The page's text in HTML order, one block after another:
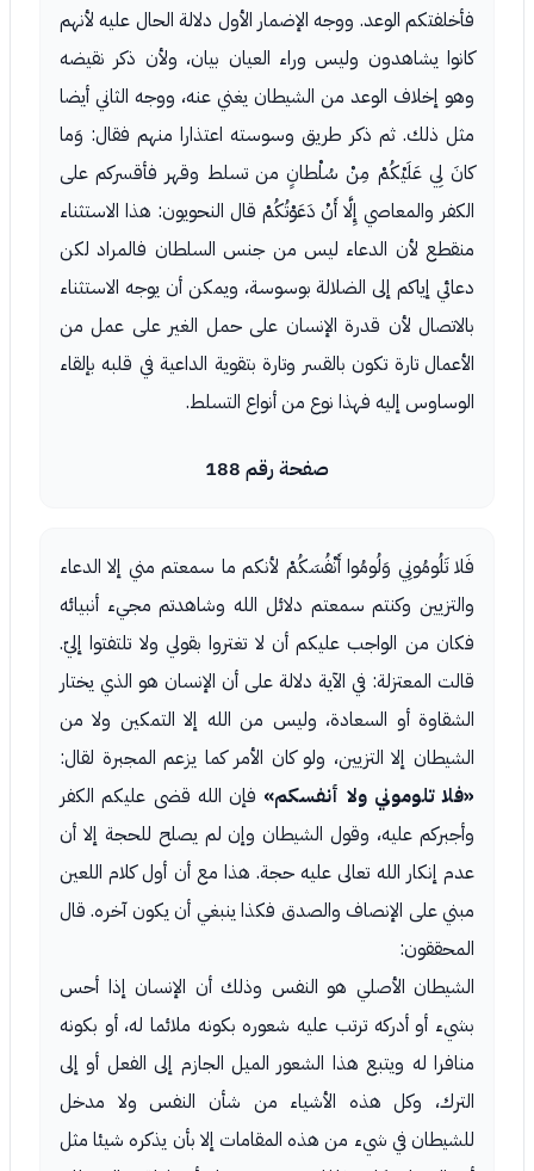
فأخلفتكم الوعد. ووجه الإضمار الأول دلالة الحال عليه لأنهم
كانوا يشاهدون وليس وراء العيان بيان، ولأن ذكر نقيضه
وهو إخلاف الوعد من الشيطان يغني عنه، ووجه الثاني أيضا
مثل ذلك. ثم ذكر طريق وسوسته اعتذارا منهم فقال: وَما
كانَ لِي عَلَيْكُمْ مِنْ سُلْطانٍ من تسلط وقهر فأقسركم على
الكفر والمعاصي إِلَّا أَنْ دَعَوْتُكُمْ قال النحويون: هذا الاستثناء
منقطع لأن الدعاء ليس من جنس السلطان فالمراد لكن
دعائي إياكم إلى الضلالة بوسوسة، ويمكن أن يوجه الاستثناء
بالاتصال لأن قدرة الإنسان على حمل الغير على عمل من
الأعمال تارة تكون بالقسر وتارة بتقوية الداعية في قلبه بإلقاء
الوساوس إليه فهذا نوع من أنواع التسلط.
صفحة رقم 188
فَلا تَلُومُونِي وَلُومُوا أَنْفُسَكُمْ لأنكم ما سمعتم مني إلا الدعاء
والتزيين وكنتم سمعتم دلائل الله وشاهدتم مجيء أنبيائه
فكان من الواجب عليكم أن لا تغتروا بقولي ولا تلتفتوا إليّ.
قالت المعتزلة: في الآية دلالة على أن الإنسان هو الذي يختار
الشقاوة أو السعادة، وليس من الله إلا التمكين ولا من
الشيطان إلا التزيين، ولو كان الأمر كما يزعم المجبرة لقال:
«فلا تلوموني ولا أنفسكم» فإن الله قضى عليكم الكفر
وأجبركم عليه، وقول الشيطان وإن لم يصلح للحجة إلا أن
عدم إنكار الله تعالى عليه حجة. هذا مع أن أول كلام اللعين
مبني على الإنصاف والصدق فكذا ينبغي أن يكون آخره. قال
المحققون:
الشيطان الأصلي هو النفس وذلك أن الإنسان إذا أحس
بشيء أو أدركه ترتب عليه شعوره بكونه ملائما له، أو بكونه
منافرا له ويتبع هذا الشعور الميل الجازم إلى الفعل أو إلى
الترك، وكل هذه الأشياء من شأن النفس ولا مدخل
للشيطان في شيء من هذه المقامات إلا بأن يذكره شيئا مثل